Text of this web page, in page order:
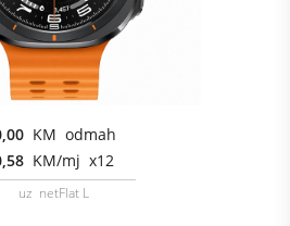
KM odmah
KM/mj x12
uz netFlat L